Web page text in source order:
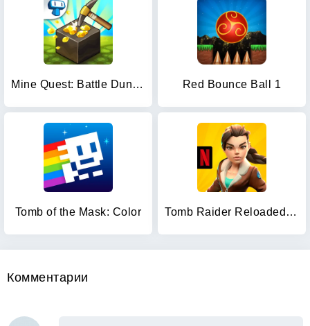
Mine Quest: Battle Dungeon RPG Red Bounce Ball 1
Tomb of the Mask: Color Tomb Raider Reloaded NETFLIX
Комментарии